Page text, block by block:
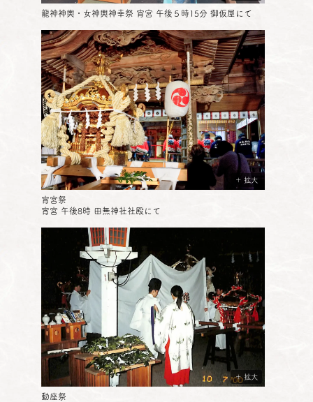
龍神神輿・女神輿神幸祭 宵宮 午後５時15分 御仮屋にて
＋ 拡大
宵宮祭
宵宮 午後8時 田無神社社殿にて
＋ 拡大
動座祭